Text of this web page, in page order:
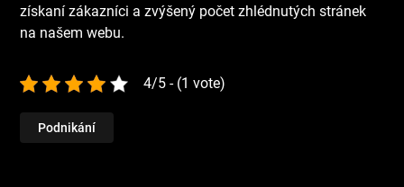
získaní zákazníci a zvýšený počet zhlédnutých stránek
na našem webu.
4/5 - (1 vote)
Podnikání